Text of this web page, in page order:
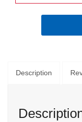
Description